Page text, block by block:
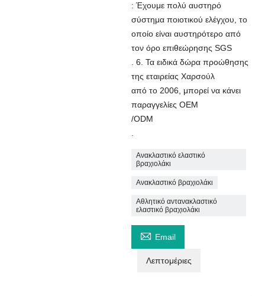
: Έχουμε πολύ αυστηρό
σύστημα ποιοτικού ελέγχου, το
οποίο είναι αυστηρότερο από
τον όρο επιθεώρησης SGS
. 6. Τα ειδικά δώρα προώθησης
της εταιρείας Χαρσούλ
από το 2006, μπορεί να κάνει
παραγγελίες OEM
/ODM
Ανακλαστικό ελαστικό
βραχιολάκι
Ανακλαστικό βραχιολάκι
Αθλητικό αντανακλαστικό
ελαστικό βραχιολάκι
 Email
Λεπτομέριες